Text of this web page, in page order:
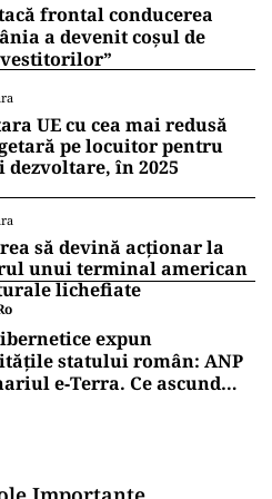
B1 TV.
cu toate știrile? Urmărește
de WhatsApp
cere comasarea a peste
și reorganizarea
mai putem funcționa”
frontal conducerea
a devenit coșul de